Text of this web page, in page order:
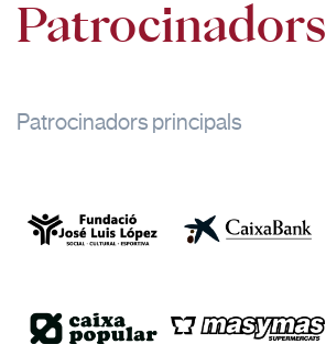
Patrocinadors
Patrocinadors principals